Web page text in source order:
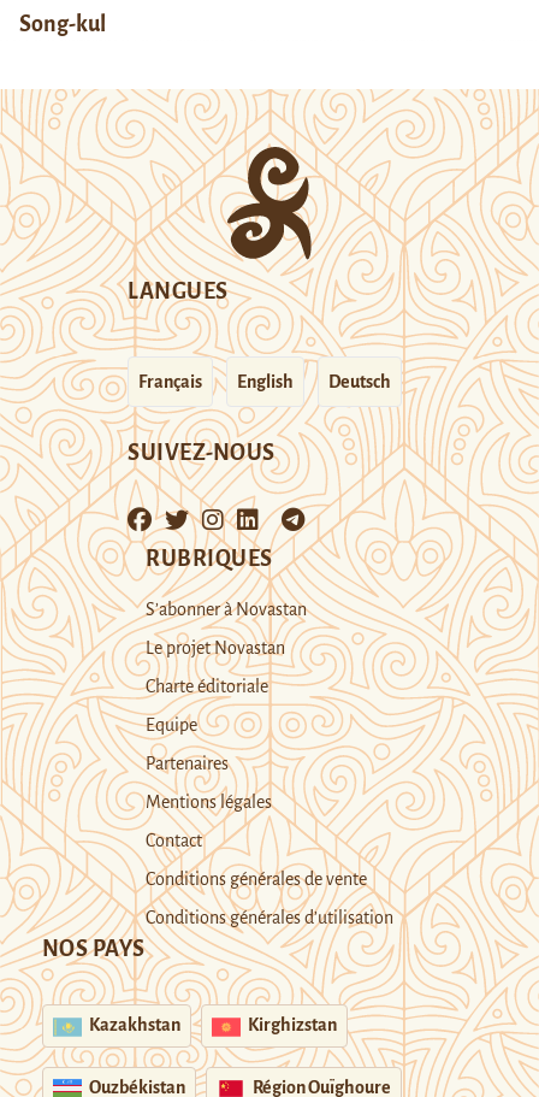
Song-kul
LANGUES
Français English Deutsch
SUIVEZ-NOUS
RUBRIQUES
S’abonner à Novastan
Le projet Novastan
Charte éditoriale
Equipe
Partenaires
Mentions légales
Contact
Conditions générales de vente
Conditions générales d’utilisation
NOS PAYS
Kazakhstan Kirghizstan
Ouzbékistan Région Ouïghoure